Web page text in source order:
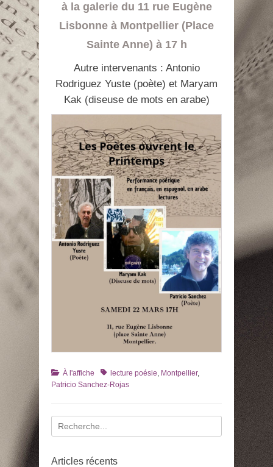
à la galerie du 11 rue Eugène
Lisbonne à Montpellier (Place
Sainte Anne) à 17 h
Autre intervenants : Antonio
Rodriguez Yuste (poète) et Maryam
Kak (diseuse de mots en arabe)
Catégories
À l'affiche Tagslecture poésie Montpellier,
Patricio Sanchez-Rojas
Recherche
pour
Articles récents